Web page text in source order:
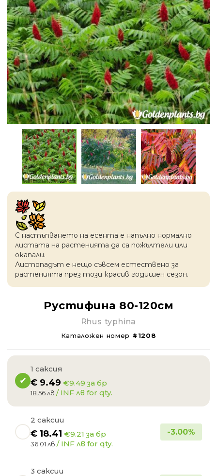
С настъпването на есентa е напълно нормално
листата на растенията да са пожълтели или
окапaли.
Листопадът е нещо съвсем естествено за
растенията през този красив годишен сезон.
Рустифина 80-120см
Rhus typhina
Каталожен номер #1208
1 саксия
€ 9.49 €9.49 за бр
18.56 лв / INF лв for qty.
2 саксии
€ 18.41 €9.21 за бр
36.01 лв / INF лв for qty.
-3.00%
3 саксии